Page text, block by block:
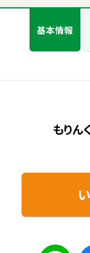
基本情報
もりん